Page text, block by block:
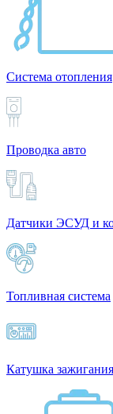
Система отопления
Проводка авто
Датчики ЭСУД и
Топливная система
Катушка зажигания